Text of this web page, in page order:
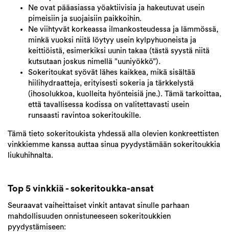
Ne ovat pääasiassa yöaktiivisia ja hakeutuvat usein
pimeisiin ja suojaisiin paikkoihin.
Ne viihtyvät korkeassa ilmankosteudessa ja lämmössä,
minkä vuoksi niitä löytyy usein kylpyhuoneista ja
keittiöistä, esimerkiksi uunin takaa (tästä syystä niitä
kutsutaan joskus nimellä ”uuniyökkö”).
Sokeritoukat syövät lähes kaikkea, mikä sisältää
hiilihydraatteja, erityisesti sokeria ja tärkkelystä
(ihosolukkoa, kuolleita hyönteisiä jne.). Tämä tarkoittaa,
että tavallisessa kodissa on valitettavasti usein
runsaasti ravintoa sokeritoukille.
Tämä tieto sokeritoukista yhdessä alla olevien konkreettisten
vinkkiemme kanssa auttaa sinua pyydystämään sokeritoukkia
liukuhihnalta.
Top 5 vinkkiä - sokeritoukka-ansat
Seuraavat vaiheittaiset vinkit antavat sinulle parhaan
mahdollisuuden onnistuneeseen sokeritoukkien
pyydystämiseen: